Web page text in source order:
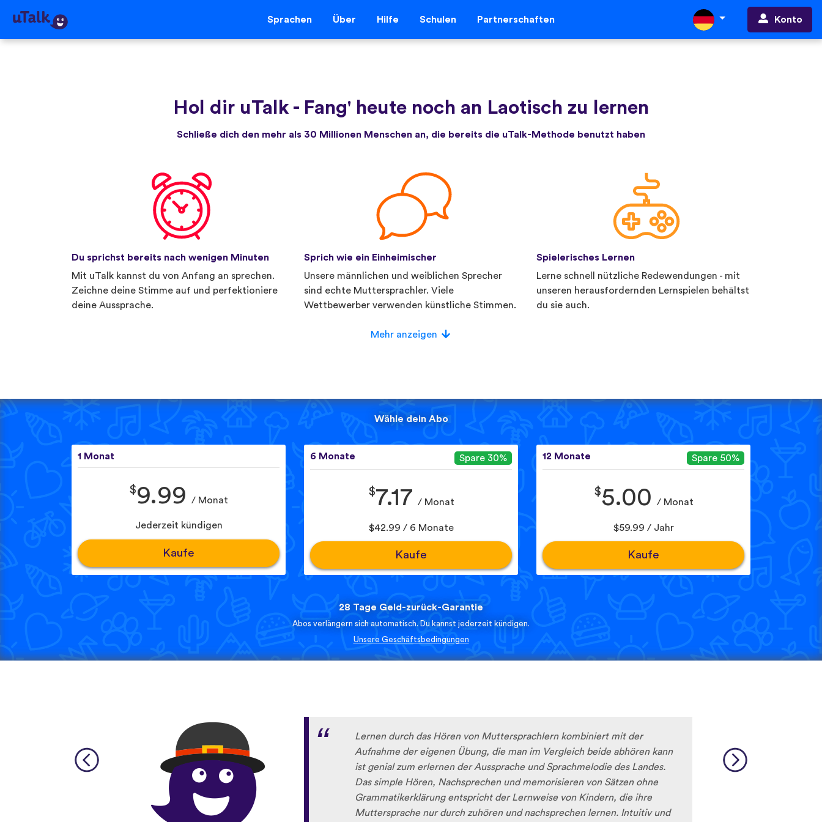
Sprachen Über Hilfe Schulen Partnerschaften Konto
Hol dir uTalk - Fang' heute noch an Laotisch zu lernen
Schließe dich den mehr als 30 Millionen Menschen an, die bereits die uTalk-Methode benutzt haben
Du sprichst bereits nach wenigen Minuten
Mit uTalk kannst du von Anfang an sprechen.
Zeichne deine Stimme auf und perfektioniere
deine Aussprache.
Sprich wie ein Einheimischer
Unsere männlichen und weiblichen Sprecher
sind echte Muttersprachler. Viele
Wettbewerber verwenden künstliche Stimmen.
Spielerisches Lernen
Lerne schnell nützliche Redewendungen - mit
unseren herausfordernden Lernspielen behältst
du sie auch.
Mehr anzeigen
Wähle dein Abo
1 Monat
$9.99 / Monat
Jederzeit kündigen
Kaufe
6 Monate Spare 30%
$7.17 / Monat
$42.99 / 6 Monate
Kaufe
12 Monate Spare 50%
$5.00 / Monat
$59.99 / Jahr
Kaufe
28 Tage Geld-zurück-Garantie
Abos verlängern sich automatisch. Du kannst jederzeit kündigen.
Unsere Geschäftsbedingungen
Lernen durch das Hören von Muttersprachlern kombiniert mit der
Aufnahme der eigenen Übung, die man im Vergleich beide abhören kann
ist genial zum erlernen der Aussprache und Sprachmelodie des Landes.
Das simple Hören, Nachsprechen und memorisieren von Sätzen ohne
Grammatikerklärung entspricht der Lernweise von Kindern, die ihre
Muttersprache nur durch zuhören und nachsprechen lernen. Intuitiv und